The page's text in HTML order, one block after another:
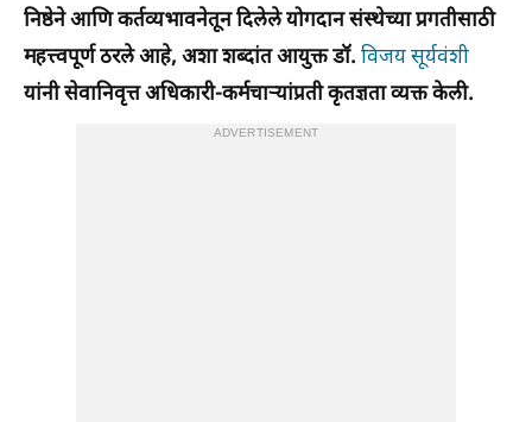
निष्ठेने आणि कर्तव्यभावनेतून दिलेले योगदान संस्थेच्या प्रगतीसाठी
महत्त्वपूर्ण ठरले आहे, अशा शब्दांत आयुक्त डॉ. विजय सूर्यवंशी
यांनी सेवानिवृत्त अधिकारी-कर्मचाऱ्यांप्रती कृतज्ञता व्यक्त केली.
ADVERTISEMENT